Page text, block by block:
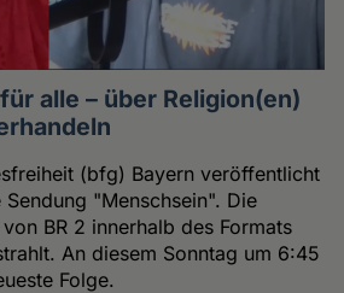
alle – über Religion(en)
(bfg) Bayern veröffentlicht
"Menschsein". Die
BR 2 innerhalb des Formats
An diesem Sonntag um 6:45
Folge.